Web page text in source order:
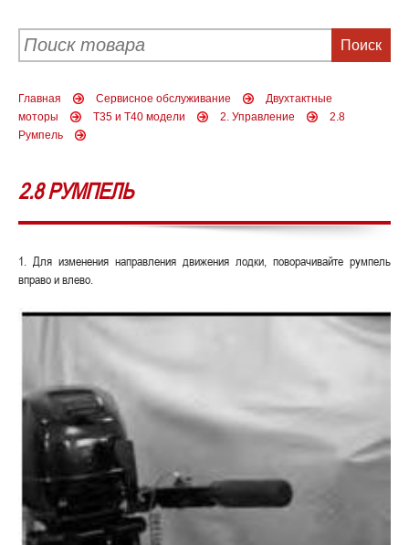
Главная Сервисное обслуживание
Двухтактные
моторы
Т35 и Т40 модели 2. Управление
2.8
Румпель
2.8 РУМПЕЛЬ
1. Для изменения направления движения лодки, поворачивайте румпель
вправо и влево.